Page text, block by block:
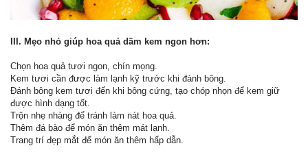
III. Mẹo nhỏ giúp hoa quả dầm kem ngon hơn:
Chọn hoa quả tươi ngon, chín mọng.
Kem tươi cần được làm lạnh kỹ trước khi đánh bông.
Đánh bông kem tươi đến khi bông cứng, tạo chóp nhọn để kem giữ
được hình dạng tốt.
Trộn nhẹ nhàng để tránh làm nát hoa quả.
Thêm đá bào để món ăn thêm mát lạnh.
Trang trí đẹp mắt để món ăn thêm hấp dẫn.